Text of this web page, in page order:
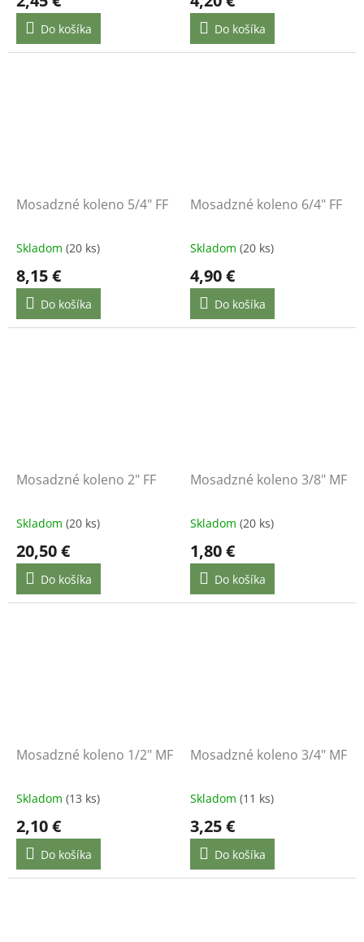
Do košíka Do košíka
Mosadzné koleno 5/4" FF
Skladom (20 ks)
8,15 €
Do košíka
Mosadzné koleno 6/4" FF
Skladom (20 ks)
4,90 €
Do košíka
Mosadzné koleno 2" FF
Skladom (20 ks)
20,50 €
Do košíka
Mosadzné koleno 3/8" MF
Skladom (20 ks)
1,80 €
Do košíka
Mosadzné koleno 1/2" MF
Skladom (13 ks)
2,10 €
Do košíka
Mosadzné koleno 3/4" MF
Skladom (11 ks)
3,25 €
Do košíka